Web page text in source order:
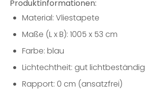
Produktinformationen:
Material: Vliestapete
Maße (L x B): 1005 x 53 cm
Farbe: blau
Lichtechtheit: gut lichtbeständig
Rapport: 0 cm (ansatzfrei)